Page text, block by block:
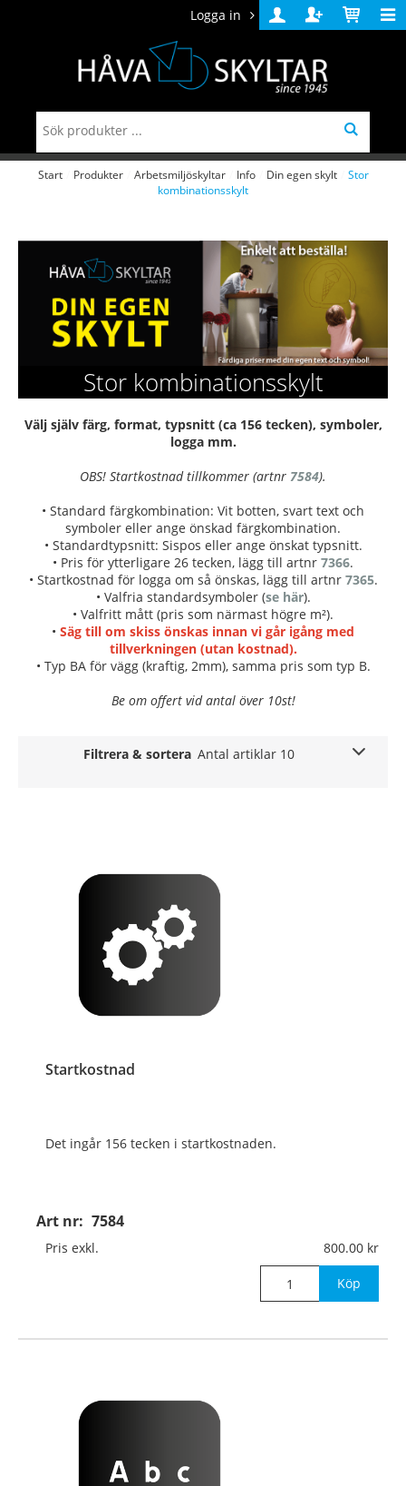
Logga in
Logga
in
Skapa
konto
Varukorg
Start Produkter Arbetsmiljöskyltar Info Din egen skylt
Stor
kombinationsskylt
Stor kombinationsskylt
Välj själv färg, format, typsnitt (ca 156 tecken), symboler,
logga mm.
OBS! Startkostnad tillkommer (artnr 7584).
• Standard färgkombination: Vit botten, svart text och
symboler eller ange önskad färgkombination.
• Standardtypsnitt: Sispos eller ange önskat typsnitt.
• Pris för ytterligare 26 tecken, lägg till artnr 7366.
• Startkostnad för logga om så önskas, lägg till artnr 7365.
• Valfria standardsymboler (se här).
• Valfritt mått (pris som närmast högre m²).
• Säg till om skiss önskas innan vi går igång med
tillverkningen (utan kostnad).
• Typ BA för vägg (kraftig, 2mm), samma pris som typ B.
Be om offert vid antal över 10st!
Filtrera & sortera Antal artiklar 10
Startkostnad
Art nr: 7584
Det ingår 156 tecken i startkostnaden.
Pris exkl. 800.00
Köp